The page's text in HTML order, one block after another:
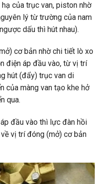
của trục van, piston nhờ
lý từ trường của nam
dấu thì hút nhau).
cơ bản nhờ chi tiết lò xo
điện áp đầu vào, từ vị trí
hút (đẩy) trục van di
của màng van tạo khe hở
qua.
đầu vào thì lực đàn hồi
vị trí đóng (mở) cơ bản